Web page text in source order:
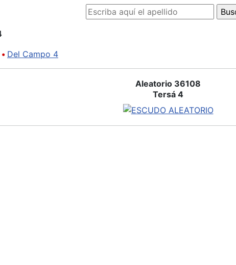
• Del Campo 4
Aleatorio 36108
Tersá 4